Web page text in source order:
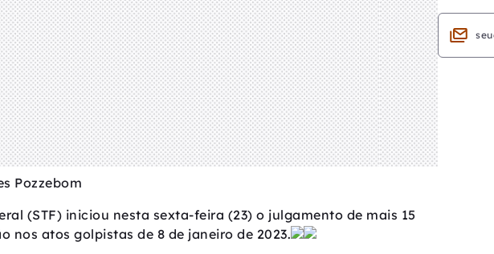
Pozzebom
(STF) iniciou nesta sexta-feira (23) o julgamento de mais 15
nos atos golpistas de 8 de janeiro de 2023.